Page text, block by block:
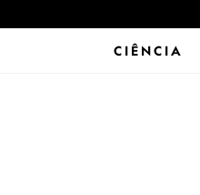
CIÊNCIA